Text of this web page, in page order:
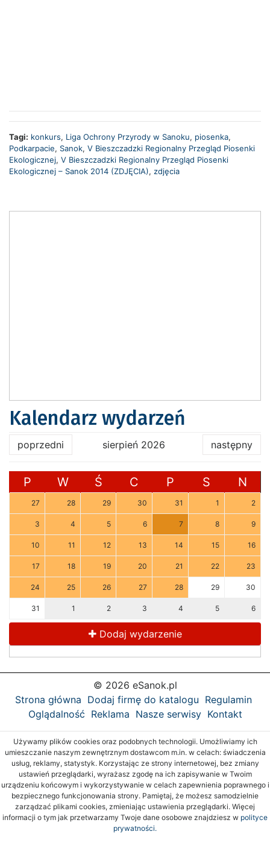
Tagi: konkurs, Liga Ochrony Przyrody w Sanoku, piosenka,
Podkarpacie, Sanok, V Bieszczadzki Regionalny Przegląd Piosenki
Ekologicznej, V Bieszczadzki Regionalny Przegląd Piosenki
Ekologicznej – Sanok 2014 (ZDJĘCIA), zdjęcia
Kalendarz wydarzeń
poprzedni sierpień 2026 następny
P W Ś C P S N
27 28 29 30 31 1 2
3 4 5 6 7 8 9
10 11 12 13 14 15 16
17 18 19 20 21 22 23
24 25 26 27 28 29 30
31 1 2 3 4 5 6
Dodaj wydarzenie
© 2026 eSanok.pl
Strona główna Dodaj firmę do katalogu Regulamin
Oglądalność Reklama Nasze serwisy Kontakt
Używamy plików cookies oraz podobnych technologii. Umożliwiamy ich
umieszczanie naszym zewnętrznym dostawcom m.in. w celach: świadczenia
usług, reklamy, statystyk. Korzystając ze strony internetowej, bez zmiany
ustawień przeglądarki, wyrażasz zgodę na ich zapisywanie w Twoim
urządzeniu końcowym i wykorzystywanie w celach zapewnienia poprawnego i
bezpiecznego funkcjonowania strony. Pamiętaj, że możesz samodzielnie
zarządzać plikami cookies, zmieniając ustawienia przeglądarki. Więcej
informacji o tym jak przetwarzamy Twoje dane osobowe znajdziesz w polityce
prywatności.